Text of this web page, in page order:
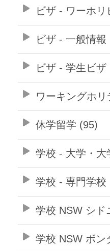
ビザ - ワーホリ
ビザ - 一般情報
ビザ - 学生ビザ
ワーキングホ
休学留学 (95)
学校 - 大学・大
学校 - 専門学校
学校 NSW シド
学校 NSW ボン